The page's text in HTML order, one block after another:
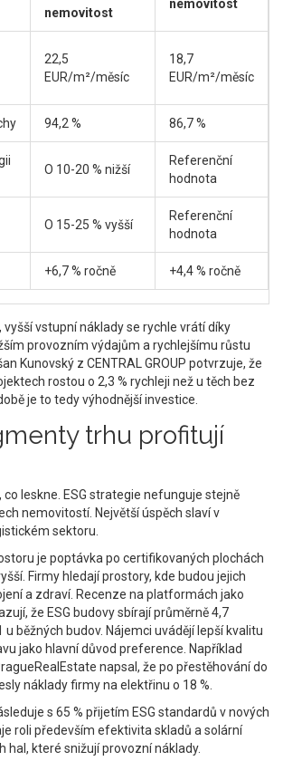
nemovitost
nemovitost
22,5
EUR/m²/měsíc
18,7
EUR/m²/měsíc
94,2 % 86,7 %
O 10-20 % nižší
Referenční
hodnota
O 15-25 % vyšší
Referenční
hodnota
+6,7 % ročně +4,4 % ročně
vstupní náklady se rychle vrátí díky
provozním výdajům a rychlejšímu růstu
Kunovský z CENTRAL GROUP potvrzuje, že
rostou o 2,3 % rychleji než u těch bez
je to tedy výhodnější investice.
trhu profitují
co leskne. ESG strategie nefunguje stejně
nemovitostí. Největší úspěch slaví v
sektoru.
je poptávka po certifikovaných plochách
Firmy hledají prostory, kde budou jejich
a zdraví. Recenze na platformách jako
že ESG budovy sbírají průměrně 4,7
u běžných budov. Nájemci uvádějí lepší kvalitu
jako hlavní důvod preference. Například
napsal, že po přestěhování do
náklady firmy na elektřinu o 18 %.
s 65 % přijetím ESG standardů v nových
roli především efektivita skladů a solární
hal, které snižují provozní náklady.